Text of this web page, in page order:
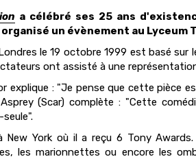
a célébré ses 25 ans
un évènement au Lyceum
le 19 octobre 1999 est basé
ont assisté à une
explique : "Je pense que cette pièce
(Scar) complète : "Cette
New York où il a reçu 6 Tony
les marionnettes ou encore les